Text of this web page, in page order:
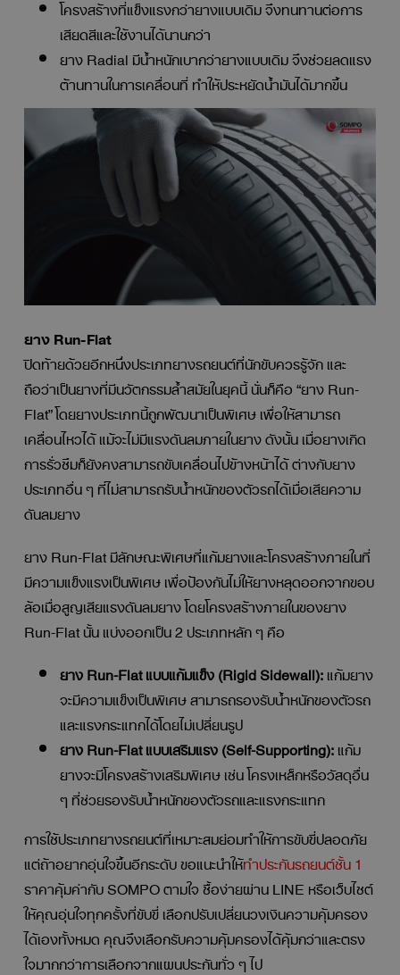
โครงสร้างที่แข็งแรงกว่ายางแบบเดิม จึงทนทานต่อการ
เสียดสีและใช้งานได้นานกว่า
ยาง Radial มีน้ำหนักเบากว่ายางแบบเดิม จึงช่วยลดแรง
ต้านทานในการเคลื่อนที่ ทำให้ประหยัดน้ำมันได้มากขึ้น
ยาง Run-Flat
ปิดท้ายด้วยอีกหนึ่งประเภทยางรถยนต์ที่นักขับควรรู้จัก และ
ถือว่าเป็นยางที่มีนวัตกรรมล้ำสมัยในยุคนี้ นั่นก็คือ “ยาง Run-
Flat” โดยยางประเภทนี้ถูกพัฒนาเป็นพิเศษ เพื่อให้สามารถ
เคลื่อนไหวได้ แม้จะไม่มีแรงดันลมภายในยาง ดังนั้น เมื่อยางเกิด
การรั่วซึมก็ยังคงสามารถขับเคลื่อนไปข้างหน้าได้ ต่างกับยาง
ประเภทอื่น ๆ ที่ไม่สามารถรับน้ำหนักของตัวรถได้เมื่อเสียความ
ดันลมยาง
ยาง Run-Flat มีลักษณะพิเศษที่แก้มยางและโครงสร้างภายในที่
มีความแข็งแรงเป็นพิเศษ เพื่อป้องกันไม่ให้ยางหลุดออกจากขอบ
ล้อเมื่อสูญเสียแรงดันลมยาง โดยโครงสร้างภายในของยาง
Run-Flat นั้น แบ่งออกเป็น 2 ประเภทหลัก ๆ คือ
ยาง Run-Flat แบบแก้มแข็ง (Rigid Sidewall):แก้มยาง
จะมีความแข็งเป็นพิเศษ สามารถรองรับน้ำหนักของตัวรถ
และแรงกระแทกได้โดยไม่เปลี่ยนรูป
ยาง Run-Flat แบบเสริมแรง (Self-Supporting):แก้ม
ยางจะมีโครงสร้างเสริมพิเศษ เช่น โครงเหล็กหรือวัสดุอื่น
ๆ ที่ช่วยรองรับน้ำหนักของตัวรถและแรงกระแทก
การใช้ประเภทยางรถยนต์ที่เหมาะสมย่อมทำให้การขับขี่ปลอดภัย
แต่ถ้าอยากอุ่นใจขึ้นอีกระดับ ขอแนะนำให้ทำประกันรถยนต์ชั้น 1
ราคาคุ้มค่ากับ SOMPO ตามใจ ซื้อง่ายผ่าน LINE หรือเว็บไซต์
ให้คุณอุ่นใจทุกครั้งที่ขับขี่ เลือกปรับเปลี่ยนวงเงินความคุ้มครอง
ได้เองทั้งหมด คุณจึงเลือกรับความคุ้มครองได้คุ้มกว่าและตรง
ใจมากกว่าการเลือกจากแผนประกันทั่ว ๆ ไป